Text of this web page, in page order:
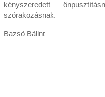
kényszeredett
szórakozásnak.
Bazsó Bálint